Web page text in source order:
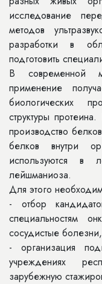
исследование
методов
разработки в
подготовить
В современной
применение
биологических
структуры
производство
белков внутри
используются в
лейшманиоза.
Для этого
- отбор
специальностям
сосудистые
- организация
учреждениях
зарубежную